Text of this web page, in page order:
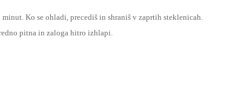
Ko se ohladi, precediš in shraniš v zaprtih steklenicah.
pitna in zaloga hitro izhlapi.